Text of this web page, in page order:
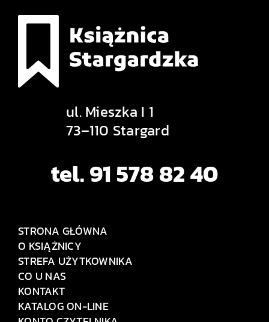
ul. Mieszka I 1
73–110 Stargard
tel. 91 578 82 40
STRONA GŁÓWNA
O KSIĄŻNICY
STREFA UŻYTKOWNIKA
CO U NAS
KONTAKT
KATALOG ON-LINE